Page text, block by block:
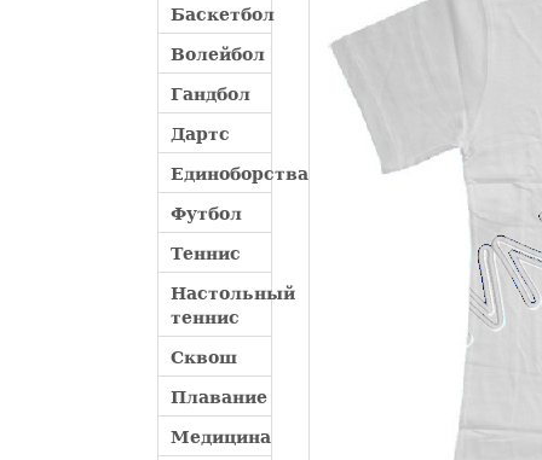
Баскетбол
Волейбол
Гандбол
Дартс
Единоборства
Футбол
Теннис
Настольный
теннис
Сквош
Плавание
Медицина